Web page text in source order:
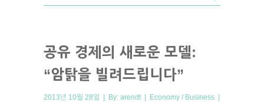
공유 경제의 새로운 모델:
“암탉을 빌려드립니다”
2013년 10월 28일 | By: arendt | Economy / Business |